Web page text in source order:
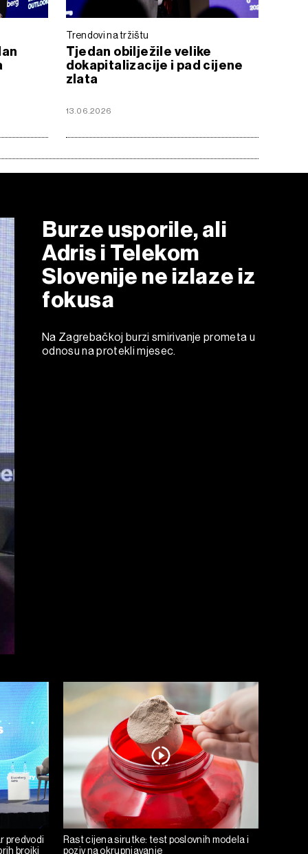
Trendovi na tržištu
Tjedan obilježile velike
dokapitalizacije i pad cijene
zlata
13.06.2026
Burze usporile, ali
Adris i Telekom
Slovenije ne izlaze iz
fokusa
Na Zagrebačkoj burzi smirivanje prometa u
odnosu na protekli mjesec.
predvodi
brojki
Rast cijena sirutke: test poslovnih modela i
poziv na okrupnjavanje